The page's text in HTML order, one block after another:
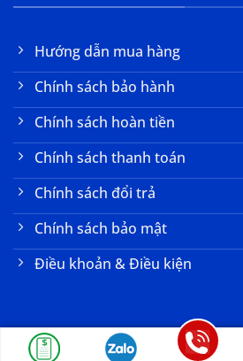
Hướng dẫn mua hàng
Chính sách bảo hành
Chính sách hoàn tiền
Chính sách thanh toán
Chính sách đổi trả
Chính sách bảo mật
Điều khoản & Điều kiện
Copyright 2026 ©Dù Che